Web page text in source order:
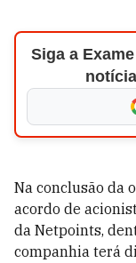
Siga a
Na conclusão da
acordo de
da Netpoints,
companhia terá